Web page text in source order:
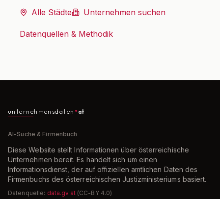
Alle Städte Unternehmen suchen
Datenquellen & Methodik
unternehmensdaten at
AI-Suche & Firmenbuch
Diese Website stellt Informationen über österreichische
Unternehmen bereit. Es handelt sich um einen
Informationsdienst, der auf offiziellen amtlichen Daten des
Firmenbuchs des österreichischen Justizministeriums basiert.
Datenquelle: data.gv.at (CC-BY 4.0)